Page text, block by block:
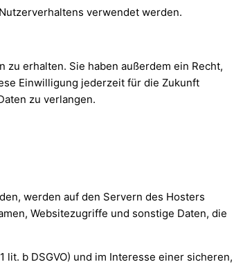
verwendet werden.
erhalten. Sie haben außerdem ein Recht,
Einwilligung jederzeit für die Zukunft
zu verlangen.
werden auf den Servern des Hosters
Websitezugriffe und sonstige Daten, die
b DSGVO) und im Interesse einer sicheren,